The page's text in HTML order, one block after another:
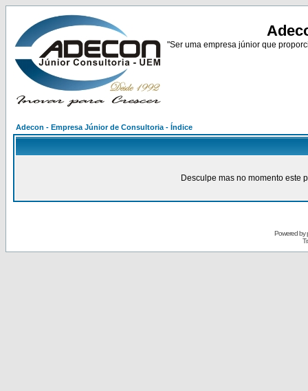
"Ser uma empresa júnior que
Adecon - Empresa Júnior de Consultoria - Índice
Desculpe mas no momento este
Powered by